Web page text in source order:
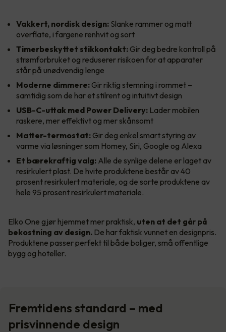
Vakkert, nordisk design: Slanke rammer og matt
overflate, i fargene renhvit og sort
Timerbeskyttet stikkontakt: Gir deg bedre kontroll på
strømforbruket og reduserer risikoen for at apparater
står på unødvendig lenge
Moderne dimmere: Gir riktig stemning i rommet –
samtidig som de har et stilrent og intuitivt design
USB-C-uttak med Power Delivery: Lader mobilen
raskere, mer effektivt og mer skånsomt
Matter-termostat: Gir deg enkel smart styring av
varme via løsninger som Homey, Siri, Google og Alexa
Et bærekraftig valg: Alle de synlige delene er laget av
resirkulert plast. De hvite produktene består av 40
prosent resirkulert materiale, og de sorte produktene av
hele 95 prosent resirkulert materiale.
Elko One gjør hjemmet mer praktisk, uten at det går på
bekostning av design. De har faktisk vunnet en designpris.
Produktene passer perfekt til både boliger, små offentlige
bygg og hoteller.
Fremtidens standard – med
prisvinnende design